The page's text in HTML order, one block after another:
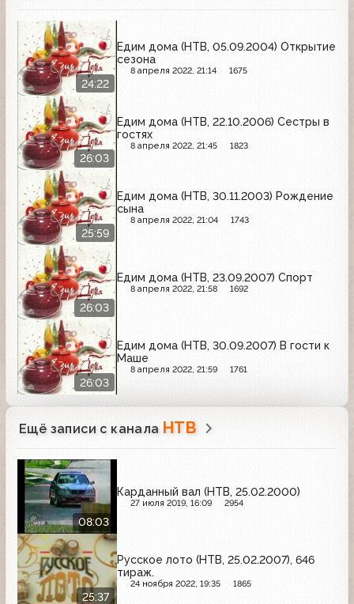
24:22
Едим дома (НТВ, 05.09.2004) Открытие
сезона
8 апреля 2022, 21:14 1675
26:03
Едим дома (НТВ, 22.10.2006) Сестры в
гостях
8 апреля 2022, 21:45 1823
25:59
Едим дома (НТВ, 30.11.2003) Рождение
сына
8 апреля 2022, 21:04 1743
26:03
Едим дома (НТВ, 23.09.2007) Спорт
8 апреля 2022, 21:58 1692
26:03
Едим дома (НТВ, 30.09.2007) В гости к
Маше
8 апреля 2022, 21:59 1761
Ещё записи с канала НТВ
08:03
Карданный вал (НТВ, 25.02.2000)
27 июля 2019, 16:09 2954
25:37
Русское лото (НТВ, 25.02.2007), 646
тираж.
24 ноября 2022, 19:35 1865